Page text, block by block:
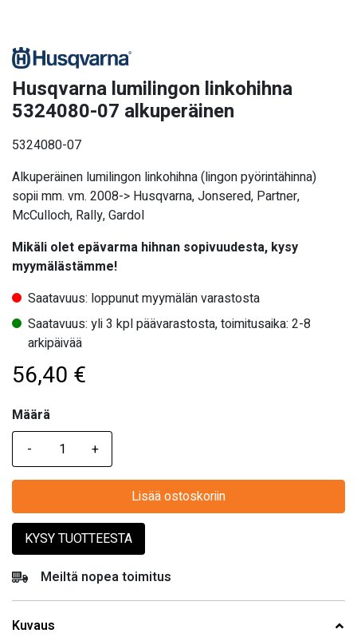
Husqvarna lumilingon linkohihna
5324080-07 alkuperäinen
5324080-07
Alkuperäinen lumilingon linkohihna (lingon pyörintähinna)
sopii mm. vm. 2008-> Husqvarna, Jonsered, Partner,
McCulloch, Rally, Gardol
Mikäli olet epävarma hihnan sopivuudesta, kysy
myymälästämme!
Saatavuus: loppunut myymälän varastosta
Saatavuus: yli 3 kpl päävarastosta, toimitusaika: 2-8
arkipäivää
56,40 €
Määrä
Määrä
Lisää ostoskoriin
KYSY TUOTTEESTA
Meiltä nopea toimitus
Kuvaus